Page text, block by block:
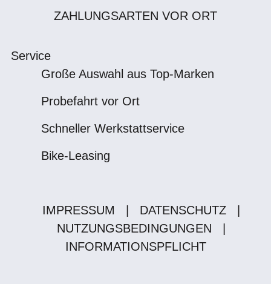
ZAHLUNGSARTEN VOR ORT
Service
Große Auswahl aus Top-Marken
Probefahrt vor Ort
Schneller Werkstattservice
Bike-Leasing
IMPRESSUM DATENSCHUTZ
NUTZUNGSBEDINGUNGEN
INFORMATIONSPFLICHT